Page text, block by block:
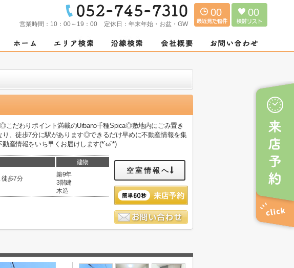
営業時間： 10：00～19：00 定休日： 年末年始・お盆・GW
00 00
こだわりポイント満載のUrbano千種Spica◎敷地内にごみ置き
、徒歩7分に駅があります◎できるだけ早めに不動産情報を集
産情報をいち早くお届けします(*´ω`*)
建物
徒歩7分
築9年
3階建
木造
空室情報へ